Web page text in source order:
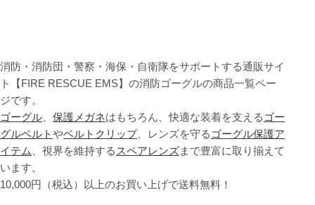
消防・消防団・警察・海保・自衛隊をサポートする通販サイ
ト【FIRE RESCUE EMS】の消防ゴーグルの商品一覧ペー
ジです。
ゴーグル、 保護メガネはもちろん、快適な装着を支える ゴー
グルベルトやベルトクリップ、レンズを守る ゴーグル保護ア
イテム、視界を維持するスペアレンズまで豊富に取り揃えて
います。
10,000円（税込）以上のお買い上げで送料無料！